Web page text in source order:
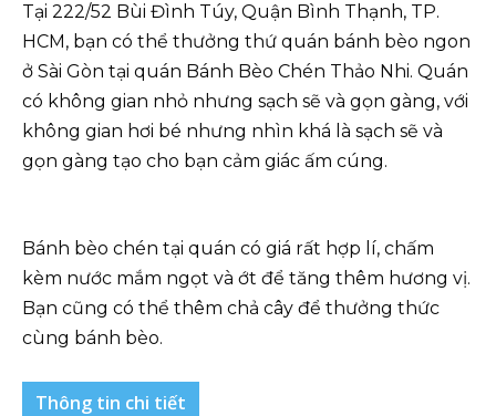
Tại 222/52 Bùi Đình Túy, Quận Bình Thạnh, TP.
HCM, bạn có thể thưởng thứ quán bánh bèo ngon
ở Sài Gòn tại quán Bánh Bèo Chén Thảo Nhi. Quán
có không gian nhỏ nhưng sạch sẽ và gọn gàng, với
không gian hơi bé nhưng nhìn khá là sạch sẽ và
gọn gàng tạo cho bạn cảm giác ấm cúng.
Bánh bèo chén tại quán có giá rất hợp lí, chấm
kèm nước mắm ngọt và ớt để tăng thêm hương vị.
Bạn cũng có thể thêm chả cây để thưởng thức
cùng bánh bèo.
Thông tin chi tiết